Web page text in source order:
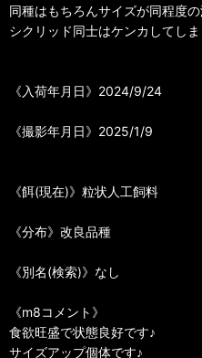
同種はもちろんサイズが同程度
シクリッド同士はケンカしてし
《入荷年月日》2024/9/24
《撮影年月日》2025/1/9
《餌(現在)》粒状人工飼料
《分布》改良品種
《別名(検索)》なし
《m8コメント》
食欲旺盛で状態良好です♪
サイズアップ個体です♪